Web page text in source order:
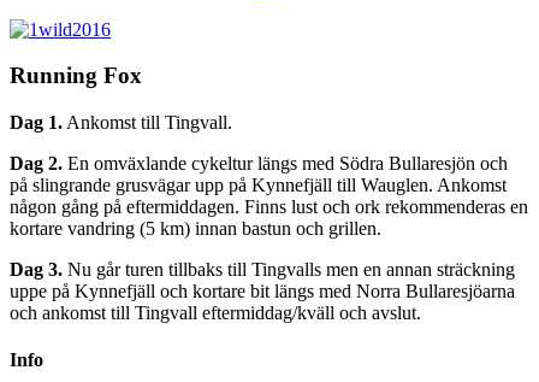
Running Fox
Dag 1. Ankomst till Tingvall.
Dag 2. En omväxlande cykeltur längs med Södra Bullaresjön och
på slingrande grusvägar upp på Kynnefjäll till Wauglen. Ankomst
någon gång på eftermiddagen. Finns lust och ork rekommenderas en
kortare vandring (5 km) innan bastun och grillen.
Dag 3. Nu går turen tillbaks till Tingvalls men en annan sträckning
uppe på Kynnefjäll och kortare bit längs med Norra Bullaresjöarna
och ankomst till Tingvall eftermiddag/kväll och avslut.
Info